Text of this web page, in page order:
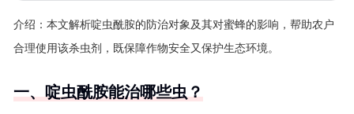
介绍： 本文解析啶虫酰胺的防治对象及其对蜜蜂的影响，帮助农户
合理使用该杀虫剂，既保障作物安全又保护生态环境。
一、啶虫酰胺能治哪些虫？